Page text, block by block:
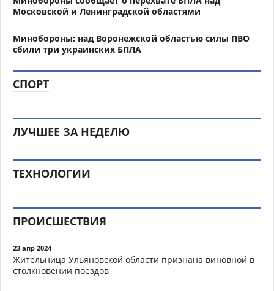
Московской и Ленинградской областями
Минобороны: над Воронежской областью силы ПВО
сбили три украинских БПЛА
СПОРТ
ЛУЧШЕЕ ЗА НЕДЕЛЮ
ТЕХНОЛОГИИ
ПРОИСШЕСТВИЯ
23 апр 2024
Жительница Ульяновской области признана виновной в
столкновении поездов